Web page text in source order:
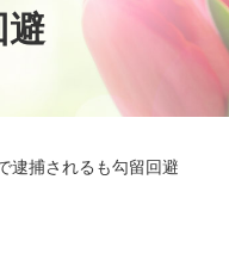
避
逮捕されるも勾留回避